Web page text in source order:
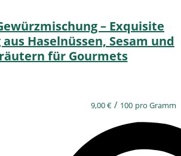
– Exquisite
Haselnüssen, Sesam und
für Gourmets
9,00€ / 100 pro Gramm